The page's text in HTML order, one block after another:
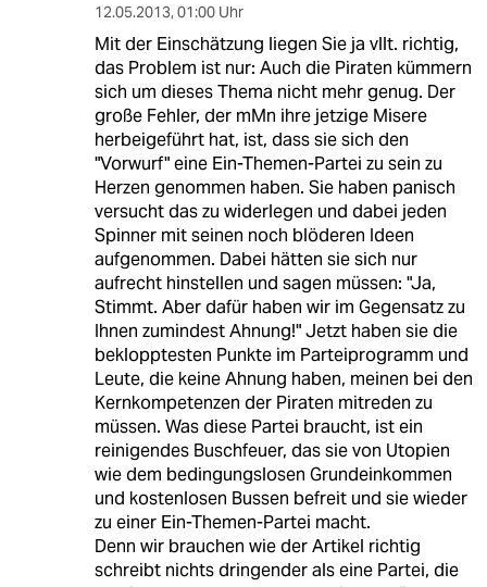
12.05.2013, 01:00 Uhr
Mit der Einschätzung liegen Sie ja vllt. richtig,
das Problem ist nur: Auch die Piraten kümmern
sich um dieses Thema nicht mehr genug. Der
große Fehler, der mMn ihre jetzige Misere
herbeigeführt hat, ist, dass sie sich den
"Vorwurf" eine Ein-Themen-Partei zu sein zu
Herzen genommen haben. Sie haben panisch
versucht das zu widerlegen und dabei jeden
Spinner mit seinen noch blöderen Ideen
aufgenommen. Dabei hätten sie sich nur
aufrecht hinstellen und sagen müssen: "Ja,
Stimmt. Aber dafür haben wir im Gegensatz zu
Ihnen zumindest Ahnung!" Jetzt haben sie die
beklopptesten Punkte im Parteiprogramm und
Leute, die keine Ahnung haben, meinen bei den
Kernkompetenzen der Piraten mitreden zu
müssen. Was diese Partei braucht, ist ein
reinigendes Buschfeuer, das sie von Utopien
wie dem bedingungslosen Grundeinkommen
und kostenlosen Bussen befreit und sie wieder
zu einer Ein-Themen-Partei macht.
Denn wir brauchen wie der Artikel richtig
schreibt nichts dringender als eine Partei, die